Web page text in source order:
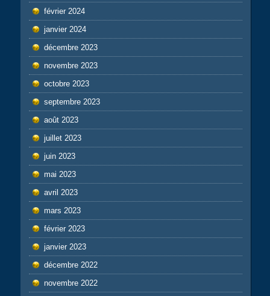
février 2024
janvier 2024
décembre 2023
novembre 2023
octobre 2023
septembre 2023
août 2023
juillet 2023
juin 2023
mai 2023
avril 2023
mars 2023
février 2023
janvier 2023
décembre 2022
novembre 2022